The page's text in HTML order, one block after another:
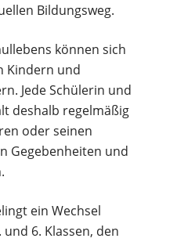
Bildungsweg.
können sich
Kindern und
Jede Schülerin und
deshalb regelmäßig
oder seinen
Gegebenheiten und
ein Wechsel
6. Klassen, den